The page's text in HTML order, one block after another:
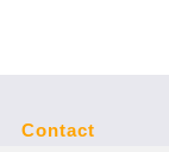
Contact